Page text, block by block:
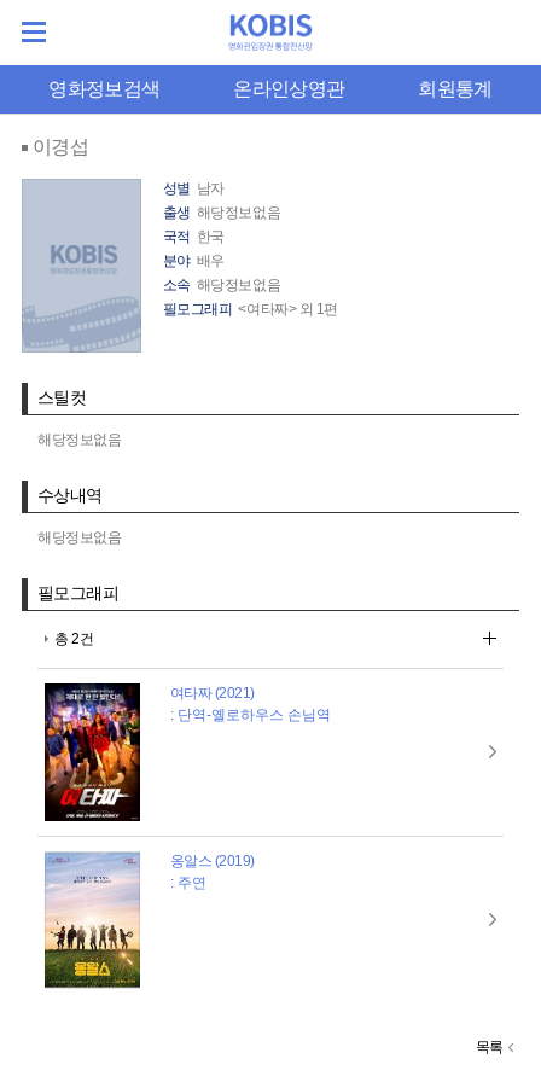
영화정보검색 온라인상영관 회원통계
이경섭
성별 남자
출생 해당정보없음
국적 한국
분야 배우
소속 해당정보없음
필모그래피 <여타짜> 외 1편
스틸컷
해당정보없음
수상내역
해당정보없음
필모그래피
총 2건
여타짜 (2021)
: 단역-옐로하우스 손님역
옹알스 (2019)
: 주연
목록